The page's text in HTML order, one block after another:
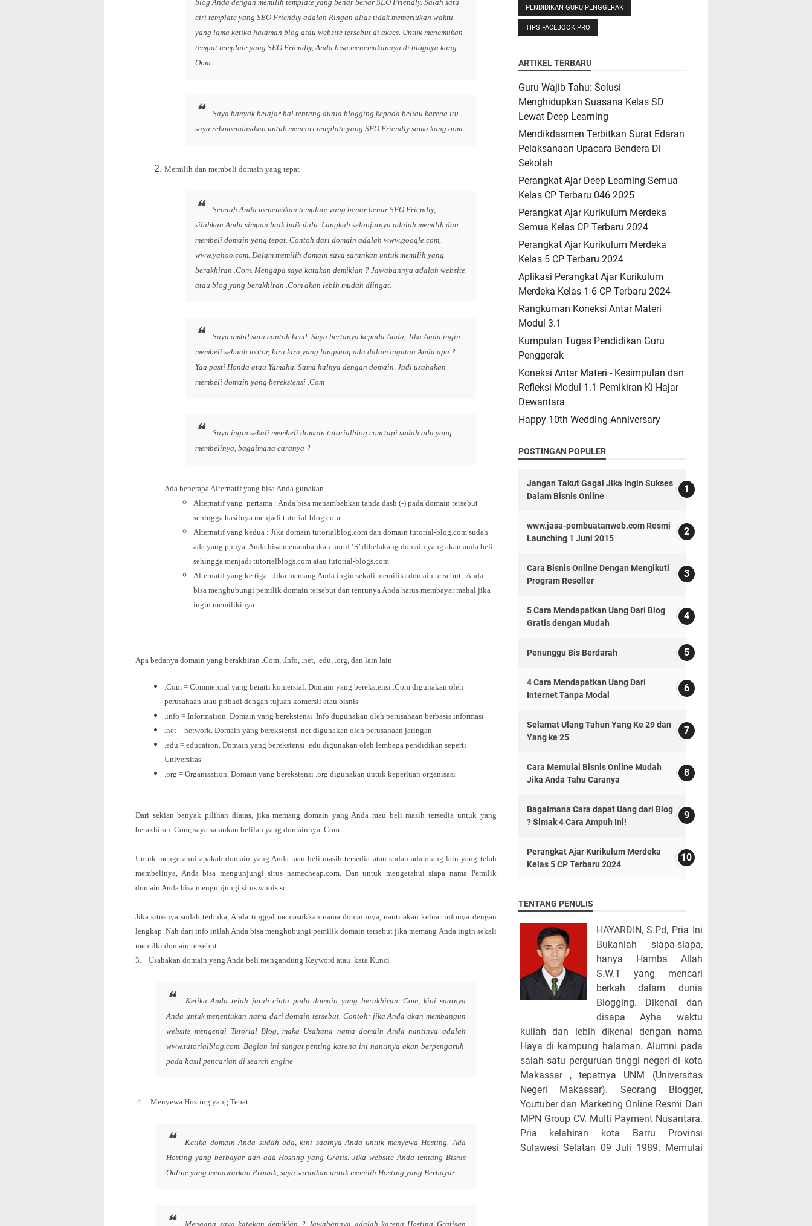
blog Anda dengan memilih template yang benar benar SEO Friendly. Salah satu
ciri template yang SEO Friendly adalah Ringan alias tidak memerlukan waktu
yang lama ketika halaman blog atau website tersebut di akses. Untuk menemukan
tempat template yang SEO Friendly, Anda bisa menemukannya di blognya kang
Oom.
Saya banyak belajar hal tentang dunia blogging kepada beliau karena itu
saya rekomendasikan untuk mencari template yang SEO Friendly sama kang oom.
Memilih dan membeli domain yang tepat
Setelah Anda menemukan template yang benar benar SEO Friendly,
silahkan Anda simpan baik baik dulu. Langkah selanjutnya adalah memilih dan
membeli domain yang tepat. Contoh dari domain adalah www.google.com,
www.yahoo.com. Dalam memilih domain saya sarankan untuk memilih yang
berakhiran .Com. Mengapa saya katakan demikian ? Jawabannya adalah website
atau blog yang berakhiran .Com akan lebih mudah diingat.
Saya ambil satu contoh kecil. Saya bertanya kepada Anda, Jika Anda ingin
membeli sebuah motor, kira kira yang langsung ada dalam ingatan Anda apa ?
Yaa pasti Honda atau Yamaha. Sama halnya dengan domain. Jadi usahakan
membeli domain yang berekstensi .Com
Saya ingin sekali membeli domain tutorialblog.com tapi sudah ada yang
membelinya, bagaimana caranya ?
Ada beberapa Alternatif yang bisa Anda gunakan
Alternatif yang pertama : Anda bisa menambahkan tanda dash (-) pada domain tersebut
sehingga hasilnya menjadi tutorial-blog.com
Alternatif yang kedua : Jika domain tutorialblog.com dan domain tutorial-blog.com sudah
ada yang punya, Anda bisa menambahkan huruf ‘S’ dibelakang domain yang akan anda beli
sehingga menjadi tutorialblogs.com atau tutorial-blogs.com
Alternatif yang ke tiga : Jika memang Anda ingin sekali memiliki domain tersebut, Anda
bisa menghubungi pemilik domain tersebut dan tentunya Anda harus membayar mahal jika
ingin memilikinya.
Apa bedanya domain yang berakhiran .Com, .Info, .net, .edu, .org, dan lain lain
.Com = Commercial yang berarti komersial. Domain yang berekstensi .Com digunakan oleh
perusahaan atau pribadi dengan tujuan komersil atau bisnis
.info = Information. Domain yang berekstensi .Info dugunakan oleh perusahaan berbasis informasi
.net = network. Domain yang berekstensi .net digunakan oleh perusahaan jaringan
.edu = education. Domain yang berekstensi .edu digunakan oleh lembaga pendidikan seperti
Universitas
.org = Organisation. Domain yang berekstensi .org digunakan untuk keperluan organisasi
Dari sekian banyak pilihan diatas, jika memang domain yang Anda mau beli masih tersedia untuk yang
berakhiran .Com, saya sarankan belilah yang domainnya .Com
Untuk mengetahui apakah domain yang Anda mau beli masih tersedia atau sudah ada orang lain yang telah
membelinya, Anda bisa mengunjungi situs namecheap.com. Dan untuk mengetahui siapa nama Pemilik
domain Anda bisa mengunjungi situs whois.sc.
Jika situsnya sudah terbuka, Anda tinggal memasukkan nama domainnya, nanti akan keluar infonya dengan
lengkap. Nah dari info inilah Anda bisa menghubungi pemilik domain tersebut jika memang Anda ingin sekali
memilki domain tersebut.
3. Usahakan domain yang Anda beli mengandung Keyword atau kata Kunci
Ketika Anda telah jatuh cinta pada domain yang berakhiran .Com, kini saatnya
Anda untuk menentukan nama dari domain tersebut. Contoh: jika Anda akan membangun
website mengenai Tutorial Blog, maka Usahana nama domain Anda nantinya adalah
www.tutorialblog.com. Bagian ini sangat penting karena ini nantinya akan berpengaruh
pada hasil pencarian di search engine
4. Menyewa Hosting yang Tepat
Ketika domain Anda sudah ada, kini saatnya Anda untuk menyewa Hosting. Ada
Hosting yang berbayar dan ada Hosting yang Gratis. Jika website Anda tentang Bisnis
Online yang menawarkan Produk, saya sarankan untuk memilih Hosting yang Berbayar.
Mengapa saya katakan demikian ? Jawabannya adalah karena Hosting Gratisan
PENDIDIKAN GURU PENGGERAK
TIPS FACEBOOK PRO
ARTIKEL TERBARU
Guru Wajib Tahu: Solusi
Menghidupkan Suasana Kelas SD
Lewat Deep Learning
Mendikdasmen Terbitkan Surat Edaran
Pelaksanaan Upacara Bendera Di
Sekolah
Perangkat Ajar Deep Learning Semua
Kelas CP Terbaru 046 2025
Perangkat Ajar Kurikulum Merdeka
Semua Kelas CP Terbaru 2024
Perangkat Ajar Kurikulum Merdeka
Kelas 5 CP Terbaru 2024
Aplikasi Perangkat Ajar Kurikulum
Merdeka Kelas 1-6 CP Terbaru 2024
Rangkuman Koneksi Antar Materi
Modul 3.1
Kumpulan Tugas Pendidikan Guru
Penggerak
Koneksi Antar Materi - Kesimpulan dan
Refleksi Modul 1.1 Pemikiran Ki Hajar
Dewantara
Happy 10th Wedding Anniversary
POSTINGAN POPULER
Jangan Takut Gagal Jika Ingin Sukses
Dalam Bisnis Online
www.jasa-pembuatanweb.com Resmi
Launching 1 Juni 2015
Cara Bisnis Online Dengan Mengikuti
Program Reseller
5 Cara Mendapatkan Uang Dari Blog
Gratis dengan Mudah
Penunggu Bis Berdarah
4 Cara Mendapatkan Uang Dari
Internet Tanpa Modal
Selamat Ulang Tahun Yang Ke 29 dan
Yang ke 25
Cara Memulai Bisnis Online Mudah
Jika Anda Tahu Caranya
Bagaimana Cara dapat Uang dari Blog
? Simak 4 Cara Ampuh Ini!
Perangkat Ajar Kurikulum Merdeka
Kelas 5 CP Terbaru 2024
TENTANG PENULIS
HAYARDIN, S.Pd, Pria Ini
Bukanlah siapa-siapa,
hanya Hamba Allah
S.W.T yang mencari
berkah dalam dunia
Blogging. Dikenal dan
disapa Ayha waktu
kuliah dan lebih dikenal dengan nama
Haya di kampung halaman. Alumni pada
salah satu perguruan tinggi negeri di kota
Makassar , tepatnya UNM (Universitas
Negeri Makassar). Seorang Blogger,
Youtuber dan Marketing Online Resmi Dari
MPN Group CV. Multi Payment Nusantara.
Pria kelahiran kota Barru Provinsi
Sulawesi Selatan 09 Juli 1989. Memulai